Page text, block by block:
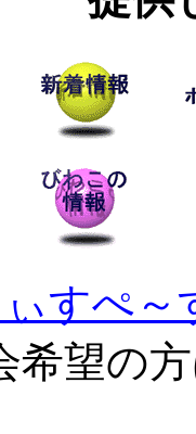
すぺ～
希望の